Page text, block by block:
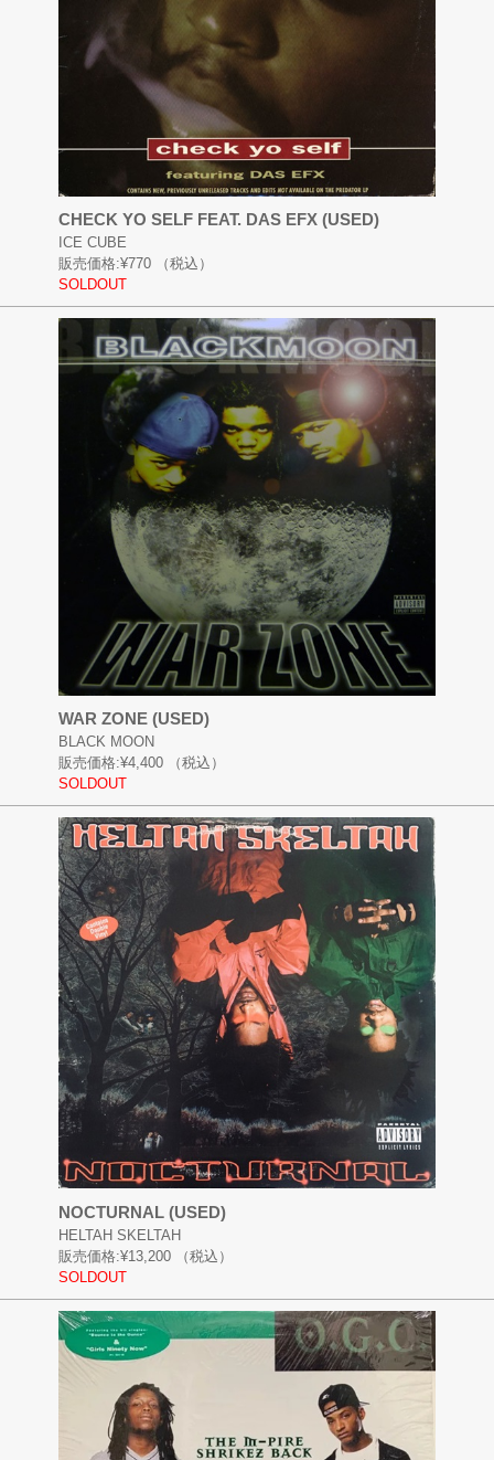
CHECK YO SELF FEAT. DAS EFX (USED)
ICE CUBE
販売価格:¥770
（税込）
SOLDOUT
WAR ZONE (USED)
BLACK MOON
販売価格:¥4,400
（税込）
SOLDOUT
NOCTURNAL (USED)
HELTAH SKELTAH
販売価格:¥13,200
（税込）
SOLDOUT